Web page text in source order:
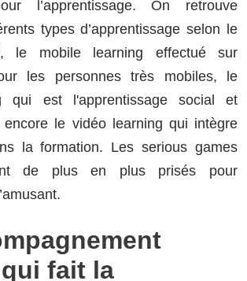
l’apprentissage. On retrouve
types d’apprentissage selon le
le mobile learning effectué sur
les personnes très mobiles, le
qui est l'apprentissage social et
encore le vidéo learning qui intègre
la formation. Les serious games
de plus en plus prisés pour
fait la